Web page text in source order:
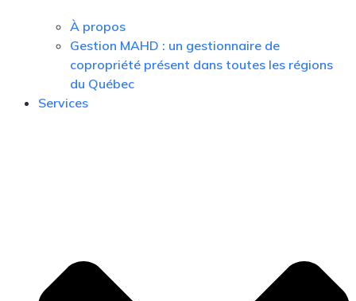
À propos
Gestion MAHD : un gestionnaire de
copropriété présent dans toutes les régions
du Québec
Services